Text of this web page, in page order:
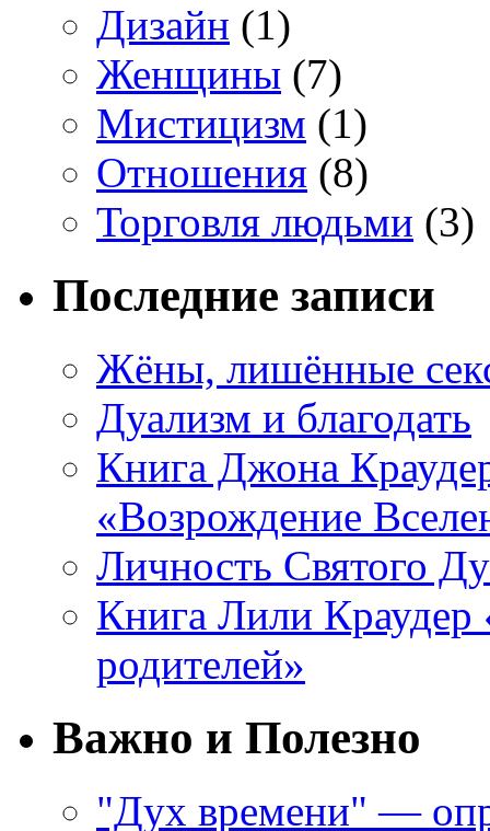
Дизайн (1)
Женщины (7)
Мистицизм (1)
Отношения (8)
Торговля людьми (3)
Последние записи
Жёны, лишённые
Дуализм и благодать
Книга Джона
«Возрождение
Личность Святого
Книга Лили Краудер
родителей»
Важно и Полезно
"Дух времени" —